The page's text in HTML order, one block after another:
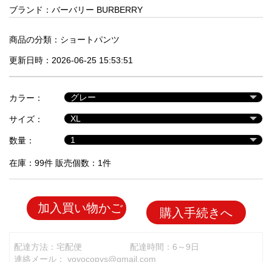
気
商
セ
ル
品
ブランド： バーバリー BURBERRY
商品の分類： ショートパンツ
更新日時：2026-06-25 15:53:51
カラー：
サイズ：
数量：
在庫：99件 販売個数：1件
加入買い物かご 購入手続きへ
配達方法：宅配便
配達時間：6～9日
連絡メール： yoyocopys@gmail.com